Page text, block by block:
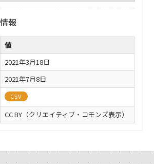
報
値
2021年3月18日
2021年7月8日
CSV
CC BY（クリエイティブ・コモンズ表示）